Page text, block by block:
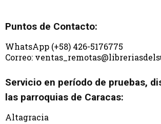
Puntos de Contacto:
WhatsApp (+58) 426-5176775
Correo:
Servicio en período de pruebas,
las parroquias de Caracas:
Altagracia